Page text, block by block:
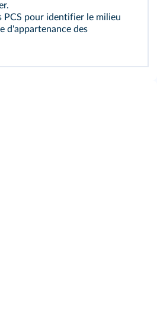
PCS pour identifier le milieu
d'appartenance des